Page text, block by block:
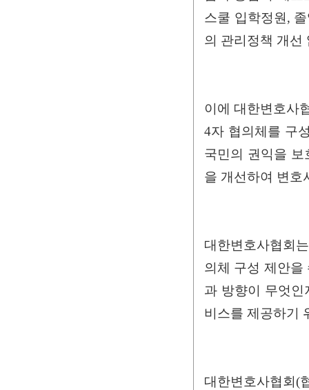
스쿨 입학정원,
의 관리정책 개선
이에 대한변호사
4자 협의체를 구
국민의 권익을
을 개선하여 변호
대한변호사협회
의체 구성 제안을
과 방향이 무엇
비스를 제공하기
대한변호사협회(